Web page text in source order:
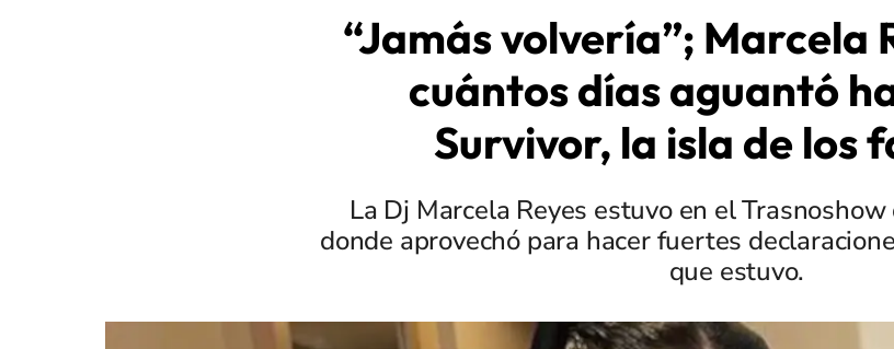
“Jamás volvería”; Marcela
cuántos días aguantó
Survivor, la isla de los
La Dj Marcela Reyes estuvo en el
donde aprovechó para hacer fuertes
que estuvo.